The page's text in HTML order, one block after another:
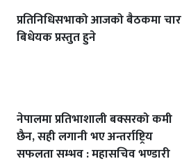
प्रतिनिधिसभाको आजको बैठकमा चार
बिधेयक प्रस्तुत हुने
नेपालमा प्रतिभाशाली बक्सरको कमी
छैन, सही लगानी भए अन्तर्राष्ट्रिय
सफलता सम्भव : महासचिव भण्डारी